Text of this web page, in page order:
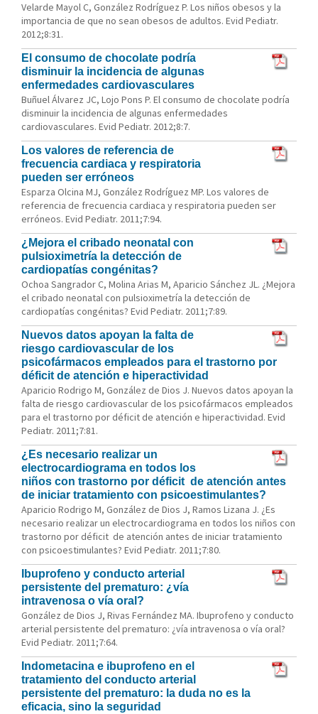
Velarde Mayol C, González Rodríguez P. Los niños obesos y la
importancia de que no sean obesos de adultos. Evid Pediatr.
2012;8:31.
El consumo de chocolate podría
disminuir la incidencia de algunas
enfermedades cardiovasculares
Buñuel Álvarez JC, Lojo Pons P. El consumo de chocolate podría
disminuir la incidencia de algunas enfermedades
cardiovasculares. Evid Pediatr. 2012;8:7.
Los valores de referencia de
frecuencia cardiaca y respiratoria
pueden ser erróneos
Esparza Olcina MJ, González Rodríguez MP. Los valores de
referencia de frecuencia cardiaca y respiratoria pueden ser
erróneos. Evid Pediatr. 2011;7:94.
¿Mejora el cribado neonatal con
pulsioximetría la detección de
cardiopatías congénitas?
Ochoa Sangrador C, Molina Arias M, Aparicio Sánchez JL. ¿Mejora
el cribado neonatal con pulsioximetría la detección de
cardiopatías congénitas? Evid Pediatr. 2011;7:89.
Nuevos datos apoyan la falta de
riesgo cardiovascular de los
psicofármacos empleados para el trastorno por
déficit de atención e hiperactividad
Aparicio Rodrigo M, González de Dios J. Nuevos datos apoyan la
falta de riesgo cardiovascular de los psicofármacos empleados
para el trastorno por déficit de atención e hiperactividad. Evid
Pediatr. 2011;7:81.
¿Es necesario realizar un
electrocardiograma en todos los
niños con trastorno por déficit de atención antes
de iniciar tratamiento con psicoestimulantes?
Aparicio Rodrigo M, González de Dios J, Ramos Lizana J. ¿Es
necesario realizar un electrocardiograma en todos los niños con
trastorno por déficit de atención antes de iniciar tratamiento
con psicoestimulantes? Evid Pediatr. 2011;7:80.
Ibuprofeno y conducto arterial
persistente del prematuro: ¿vía
intravenosa o vía oral?
González de Dios J, Rivas Fernández MA. Ibuprofeno y conducto
arterial persistente del prematuro: ¿vía intravenosa o vía oral?
Evid Pediatr. 2011;7:64.
Indometacina e ibuprofeno en el
tratamiento del conducto arterial
persistente del prematuro: la duda no es la
eficacia, sino la seguridad